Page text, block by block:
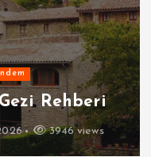
Rehberi
3946 views